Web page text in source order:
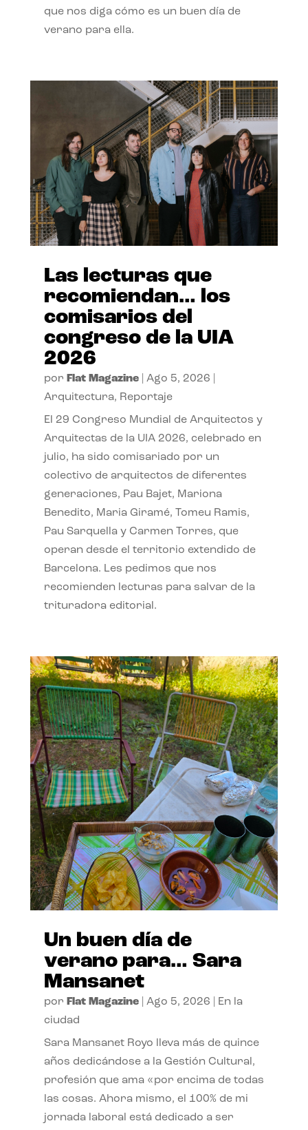
que nos diga cómo es un buen día de
verano para ella.
Las lecturas que
recomiendan… los
comisarios del
congreso de la UIA
2026
por Flat Magazine| Ago 5, 2026
Arquitectura, Reportaje
El 29 Congreso Mundial de Arquitectos y
Arquitectas de la UIA 2026, celebrado en
julio, ha sido comisariado por un
colectivo de arquitectos de diferentes
generaciones, Pau Bajet, Mariona
Benedito, Maria Giramé, Tomeu Ramis,
Pau Sarquella y Carmen Torres, que
operan desde el territorio extendido de
Barcelona. Les pedimos que nos
recomienden lecturas para salvar de la
trituradora editorial.
Un buen día de
verano para… Sara
Mansanet
por Flat Magazine| Ago 5, 2026
En la
ciudad
Sara Mansanet Royo lleva más de quince
años dedicándose a la Gestión Cultural,
profesión que ama «por encima de todas
las cosas. Ahora mismo, el 100% de mi
jornada laboral está dedicado a ser